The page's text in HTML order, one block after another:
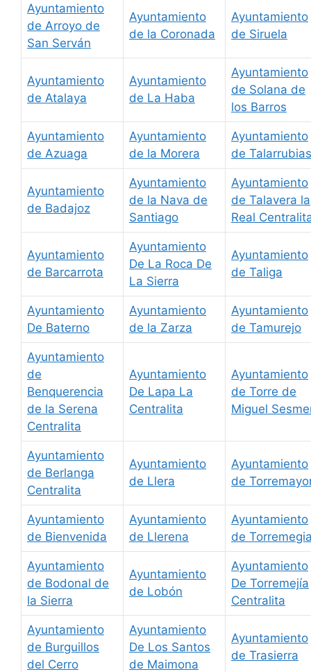
Ayuntamiento
de Arroyo de
San Serván
Ayuntamiento
de la Coronada
Ayuntamiento
de Siruela
Ayuntamiento
de Atalaya
Ayuntamiento
de La Haba
Ayuntamiento
de Solana de
los Barros
Ayuntamiento
de Azuaga
Ayuntamiento
de la Morera
Ayuntamiento
de Talarrubias
Ayuntamiento
de Badajoz
Ayuntamiento
de la Nava de
Santiago
Ayuntamiento
de Talavera la
Real
Ayuntamiento
de Barcarrota
Ayuntamiento
De La Roca De
La Sierra
Ayuntamiento
de Taliga
Ayuntamiento
De Baterno
Ayuntamiento
de la Zarza
Ayuntamiento
de Tamurejo
Ayuntamiento
de
Benquerencia
de la Serena
Centralita
Ayuntamiento
De Lapa La
Centralita
Ayuntamiento
de Torre de
Miguel
Ayuntamiento
de Berlanga
Centralita
Ayuntamiento
de Llera
Ayuntamiento
de
Ayuntamiento
de Bienvenida
Ayuntamiento
de Llerena
Ayuntamiento
de
Ayuntamiento
de Bodonal de
la Sierra
Ayuntamiento
de Lobón
Ayuntamiento
De Torremejía
Centralita
Ayuntamiento
de Burguillos
del Cerro
Ayuntamiento
De Los Santos
de Maimona
Ayuntamiento
de Trasierra